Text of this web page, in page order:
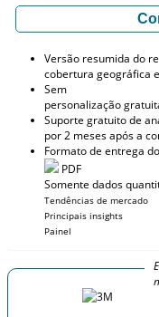
Versão resumida do
cobertura geográfica
Sem
personalização
Suporte gratuito de
por 2 meses após a
Formato de entrega
PDF
Somente dados
Tendências de mercado
Principais insights
Painel